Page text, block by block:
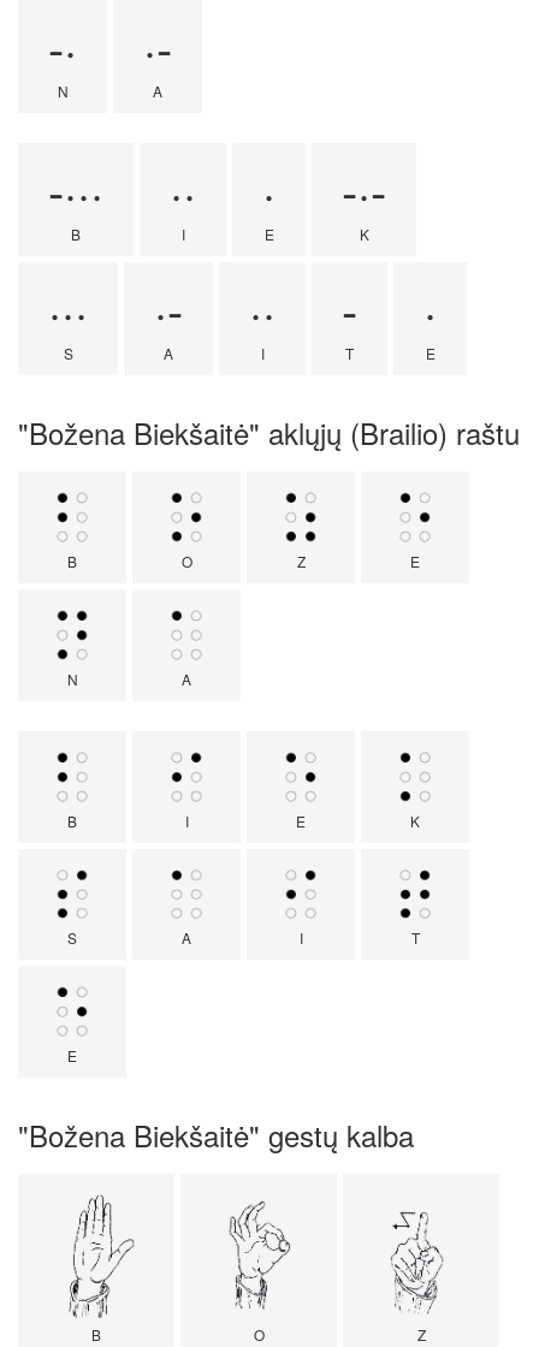
-·
N
·-
A
-···
B
··
I
·
E
-·-
K
···
S
·-
A
··
I
-
T
·
E
"Božena Biekšaitė" aklųjų (Brailio) raštu
B O Z E
N A
B I E K
S A I T
E
"Božena Biekšaitė" gestų kalba
B O Z